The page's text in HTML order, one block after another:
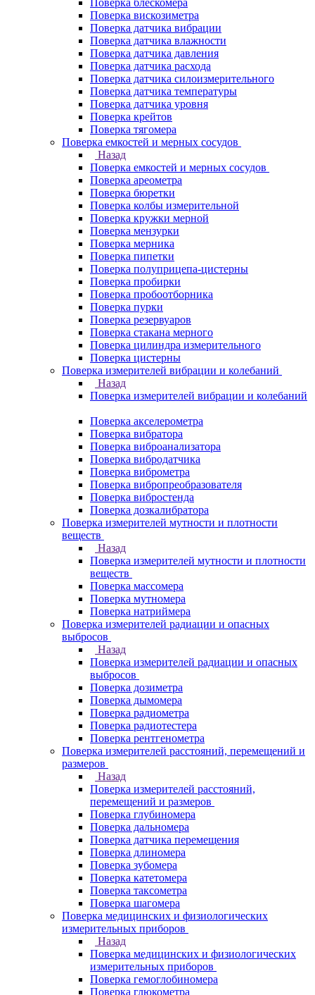
Поверка блескомера
Поверка вискозиметра
Поверка датчика вибрации
Поверка датчика влажности
Поверка датчика давления
Поверка датчика расхода
Поверка датчика силоизмерительного
Поверка датчика температуры
Поверка датчика уровня
Поверка крейтов
Поверка тягомера
Поверка емкостей и мерных сосудов
Назад
Поверка емкостей и мерных сосудов
Поверка ареометра
Поверка бюретки
Поверка колбы измерительной
Поверка кружки мерной
Поверка мензурки
Поверка мерника
Поверка пипетки
Поверка полуприцепа-цистерны
Поверка пробирки
Поверка пробоотборника
Поверка пурки
Поверка резервуаров
Поверка стакана мерного
Поверка цилиндра измерительного
Поверка цистерны
Поверка измерителей вибрации и колебаний
Назад
Поверка измерителей вибрации и колебаний
Поверка акселерометра
Поверка вибратора
Поверка виброанализатора
Поверка вибродатчика
Поверка виброметра
Поверка вибропреобразователя
Поверка вибростенда
Поверка дозкалибратора
Поверка измерителей мутности и плотности
веществ
Назад
Поверка измерителей мутности и плотности
веществ
Поверка массомера
Поверка мутномера
Поверка натриймера
Поверка измерителей радиации и опасных
выбросов
Назад
Поверка измерителей радиации и опасных
выбросов
Поверка дозиметра
Поверка дымомера
Поверка радиометра
Поверка радиотестера
Поверка рентгенометра
Поверка измерителей расстояний, перемещений и
размеров
Назад
Поверка измерителей расстояний,
перемещений и размеров
Поверка глубиномера
Поверка дальномера
Поверка датчика перемещения
Поверка длиномера
Поверка зубомера
Поверка катетомера
Поверка таксометра
Поверка шагомера
Поверка медицинских и физиологических
измерительных приборов
Назад
Поверка медицинских и физиологических
измерительных приборов
Поверка гемоглобиномера
Поверка глюкометра